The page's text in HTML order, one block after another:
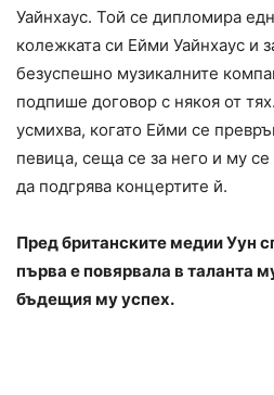
Уайнхаус. Той се дипломира
колежката си Ейми Уайнхаус и
безуспешно музикалните
подпише договор с някоя от
усмихва, когато Ейми се
певица, сеща се за него и му
да подгрява концертите й.
Пред британските медии Уун
първа е повярвала в таланта
бъдещия му успех.